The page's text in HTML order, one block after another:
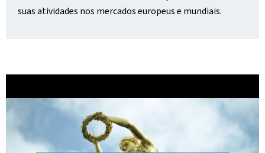
suas atividades nos mercados europeus e mundiais.